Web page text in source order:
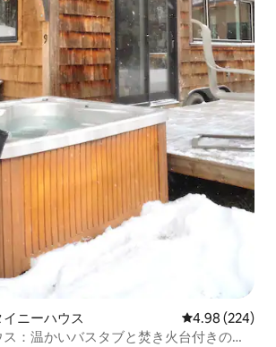
ニーハウス レビュー224
4.98 (224)
：温かいバスタブと焚き火台付きの小